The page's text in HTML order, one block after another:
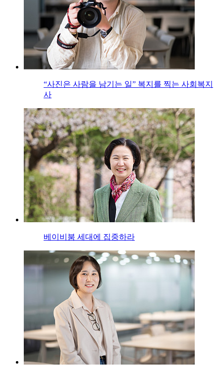
“사진은 사람을 남기는 일” 복지를 찍는 사회복지
사
베이비붐 세대에 집중하라